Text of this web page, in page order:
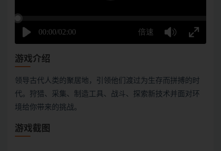
游戏介绍
领导古代人类的聚居地，引领他们渡过为生存而拼搏的时
代。狩猎、采集、制造工具、战斗、探索新技术并面对环
境给你带来的挑战。
游戏截图